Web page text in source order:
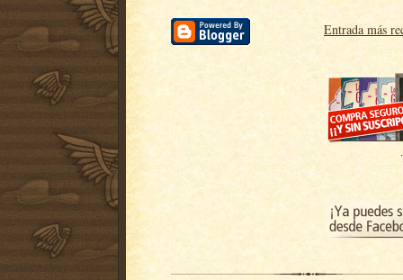
Entrada más